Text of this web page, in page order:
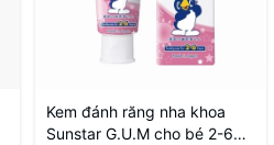
Kem đánh răng nha khoa
Sunstar G.U.M cho bé 2-6